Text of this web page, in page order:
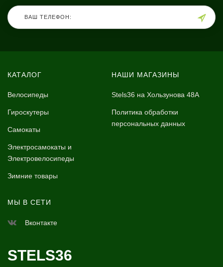
КАТАЛОГ
Велосипеды
Гироскутеры
Самокаты
Электросамокаты и
Электровелосипеды
Зимние товары
НАШИ МАГАЗИНЫ
Stels36 на Хользунова 48А
Политика обработки
персональных данных
МЫ В СЕТИ
Вконтакте
STELS36